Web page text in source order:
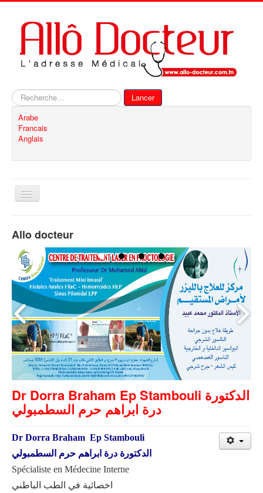
Rechercher
Lancer
Arabe
Francais
Anglais
Basculer
Contact
Allo docteur
Dr Dorra Braham Ep Stambouli الدكتورة
درة ابراهم حرم السطمبولي
Dr Dorra Braham Ep Stambouli
الدكتورة درة ابراهم حرم السطمبولي
Spécialiste en Médecine Interne
اخصائية في الطب الباطني